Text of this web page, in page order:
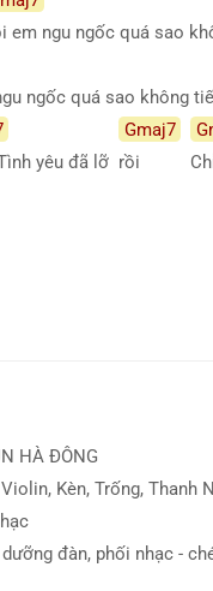
em ngu ngốc quá sao
ngốc quá sao không
yêu đã lỡ
Gmaj7
rồi
HÀ ĐÔNG
Kèn, Trống, Thanh
đàn, phối nhạc -